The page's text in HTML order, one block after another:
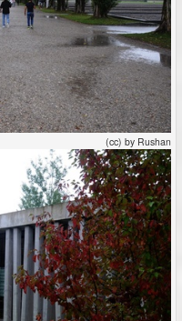
(cc) by Rushan